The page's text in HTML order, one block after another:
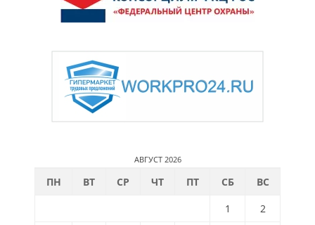
АВГУСТ 2026
ПН ВТ СР ЧТ ПТ СБ
ВС
1
2